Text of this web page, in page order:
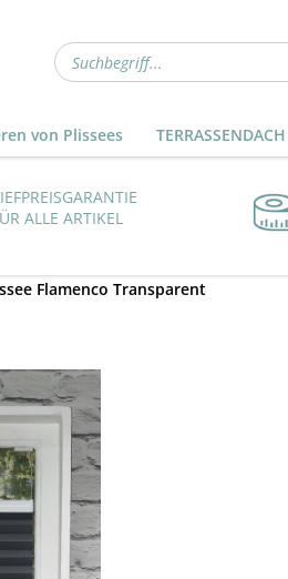
von Plissees
ALLE ARTIKEL
Flamenco Transparent